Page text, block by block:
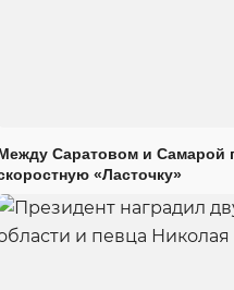
Саратовом и Самарой
«Ласточку»